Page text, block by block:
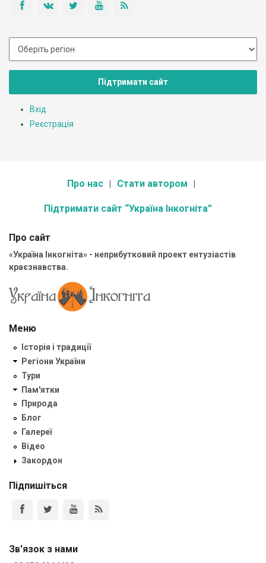
Підтримати сайт
Вхід
Реєстрація
Про нас Стати автором
Підтримати сайт “Україна Інкогніта”
Про сайт
«Україна Інкогніта» - неприбутковий проект ентузіастів
краєзнавства.
Меню
Історія і традиції
Регіони України
Тури
Пам'ятки
Природа
Блог
Галереї
Відео
Закордон
Підпишіться
Зв'язок з нами